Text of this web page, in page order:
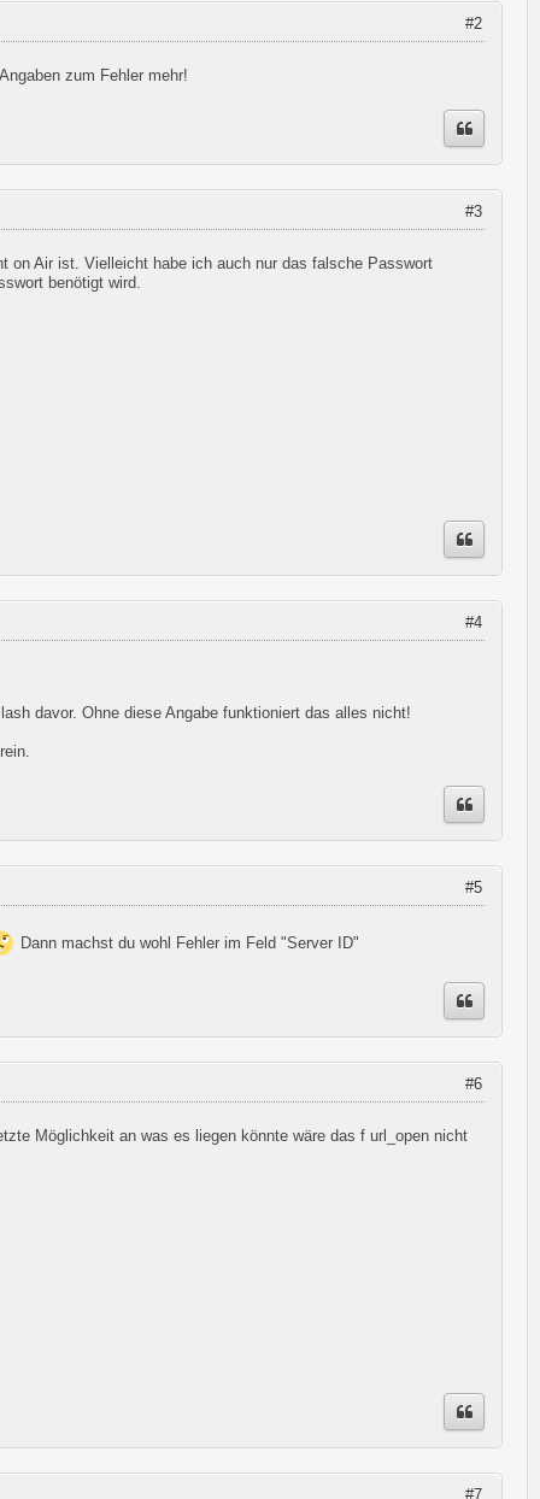
#2
zum Fehler mehr!
#3
on Air ist. Vielleicht habe ich auch nur das falsche Passwort
benötigt wird.
#4
davor. Ohne diese Angabe funktioniert das alles nicht!
#5
Dann machst du wohl Fehler im Feld "Server ID"
#6
Möglichkeit an was es liegen könnte wäre das f url_open nicht
#7